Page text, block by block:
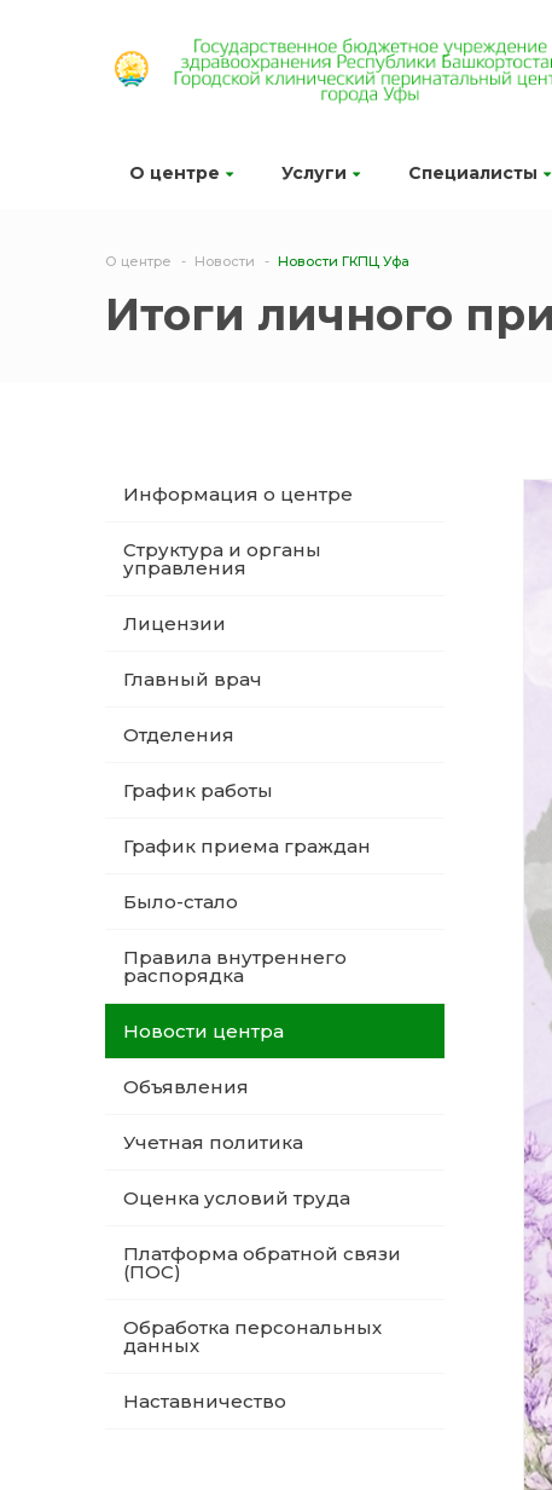
О центре Услуги Специалисты
О центре Новости Новости ГКПЦ Уфа
Итоги личного
Информация о центре
Структура и органы
управления
Лицензии
Главный врач
Отделения
График работы
График приема граждан
Было-стало
Правила внутреннего
распорядка
Новости центра
Объявления
Учетная политика
Оценка условий труда
Платформа обратной связи
(ПОС)
Обработка персональных
данных
Наставничество